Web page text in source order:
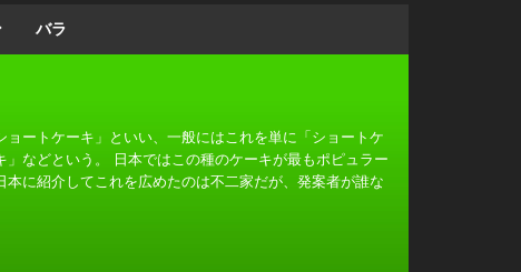
バラ
ートケーキ」といい、一般にはこれを単に「ショートケ
などという。 日本ではこの種のケーキが最もポピュラー
に紹介してこれを広めたのは不二家だが、発案者が誰な